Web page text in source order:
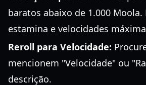
baratos abaixo de 1.000 Moola.
estamina e velocidades
Reroll para Velocidade:
mencionem "Velocidade" ou
descrição.